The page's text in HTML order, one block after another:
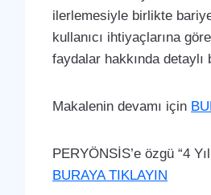
ilerlemesiyle birlikte
kullanıcı ihtiyaçlarına
faydalar hakkında detaylı
Makalenin devamı için
PERYÖNSİS’e özgü “4
BURAYA TIKLAYIN